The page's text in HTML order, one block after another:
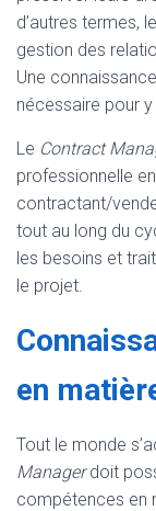
d’autres termes,
gestion des
Une
nécessaire pour
Le Contract
professionnelle
contractant/
tout au long du
les besoins et
le projet.
en
Tout le monde
Managerdoit
compétences en